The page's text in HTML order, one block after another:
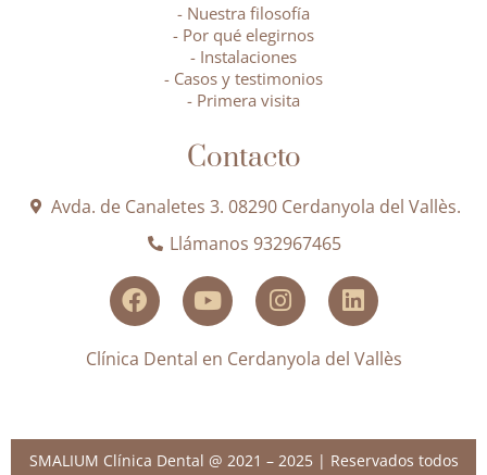
- Nuestra filosofía
- Por qué elegirnos
- Instalaciones
- Casos y testimonios
- Primera visita
Contacto
Avda. de Canaletes 3. 08290 Cerdanyola del Vallès.
Llámanos 932967465
Clínica Dental en Cerdanyola del Vallès
SMALIUM Clínica Dental @ 2021 – 2025 | Reservados todos